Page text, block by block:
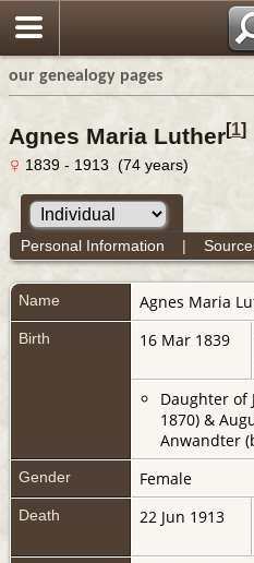
our genealogy pages
Agnes Maria Luther[1]
1839 - 1913 (74 years)
Personal Information |
Name Agnes Maria
Birth 16 Mar 1839
Daughter of
1870) &
Anwandter
Gender Female
Death 22 Jun 1913